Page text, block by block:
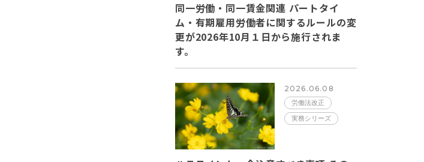
同一労働・同一賃金関連 パートタイ
ム・有期雇用労働者に関するルールの変
更が2026年10月１日から施行されま
す。
2026.06.08
労働法改正
実務シリーズ